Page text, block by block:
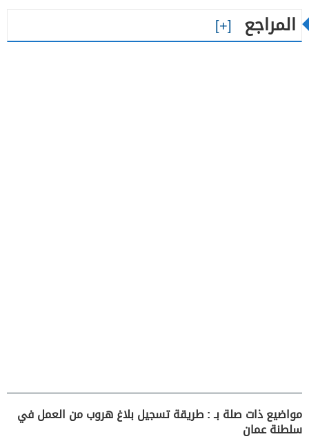
المراجع
مواضيع ذات صلة بـ : طريقة تسجيل بلاغ هروب من العمل في
سلطنة عمان